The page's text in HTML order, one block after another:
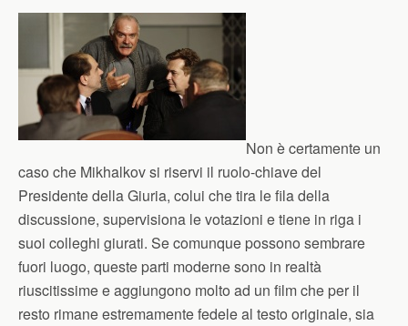
Non è certamente un
caso che Mikhalkov si riservi il ruolo-chiave del
Presidente della Giuria, colui che tira le fila della
discussione, supervisiona le votazioni e tiene in riga i
suoi colleghi giurati. Se comunque possono sembrare
fuori luogo, queste parti moderne sono in realtà
riuscitissime e aggiungono molto ad un film che per il
resto rimane estremamente fedele al testo originale, sia